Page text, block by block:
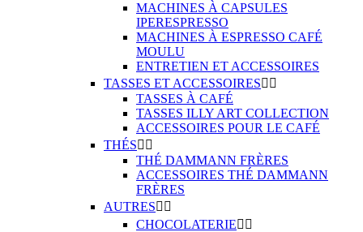
MACHINES À CAPSULES
IPERESPRESSO
MACHINES À ESPRESSO CAFÉ
MOULU
ENTRETIEN ET ACCESSOIRES
TASSES ET ACCESSOIRES 
TASSES À CAFÉ
TASSES ILLY ART COLLECTION
ACCESSOIRES POUR LE CAFÉ
THÉS 
THÉ DAMMANN FRÈRES
ACCESSOIRES THÉ DAMMANN
FRÈRES
AUTRES 
CHOCOLATERIE 